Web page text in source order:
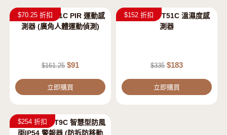
促銷
$70.25 折扣
EZVIZ 螢石 T1C PIR 運動感
測器 (廣角人體運動偵測)
$161.25 $91
立即購買
$152 折扣
EZVIZ 螢石 T51C 溫濕度感
測器
$335 $183
立即購買
$254 折扣
EZVIZ 螢石 T9C 智慧型防風
雨IP54 警報器 (防拆防移動